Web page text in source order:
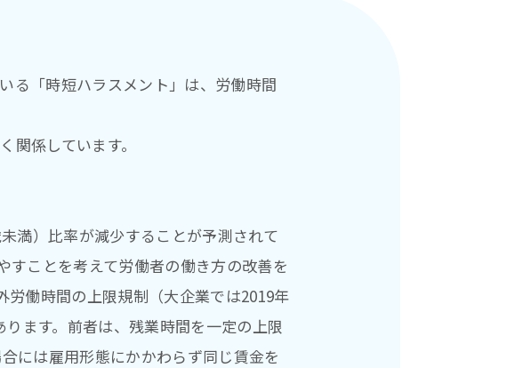
る「時短ハラスメント」は、労働時間
係しています。
満）比率が減少することが予測されて
ことを考えて労働者の働き方の改善を
労働時間の上限規制（大企業では2019年
ます。前者は、残業時間を一定の上限
には雇用形態にかかわらず同じ賃金を